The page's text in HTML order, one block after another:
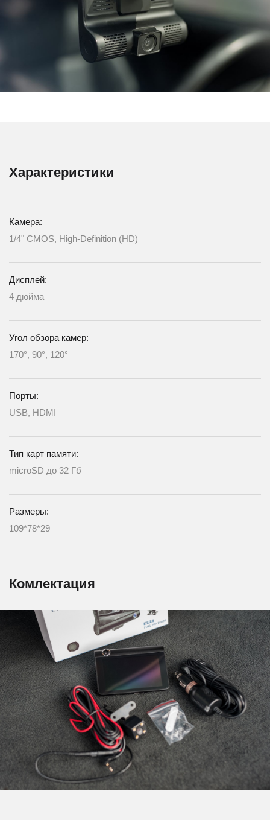
Характеристики
Камера:
1/4" CMOS, High-Definition (HD)
Дисплей:
4 дюйма
Угол обзора камер:
170°, 90°, 120°
Порты:
USB, HDMI
Тип карт памяти:
microSD до 32 Гб
Размеры:
109*78*29
Комлектация